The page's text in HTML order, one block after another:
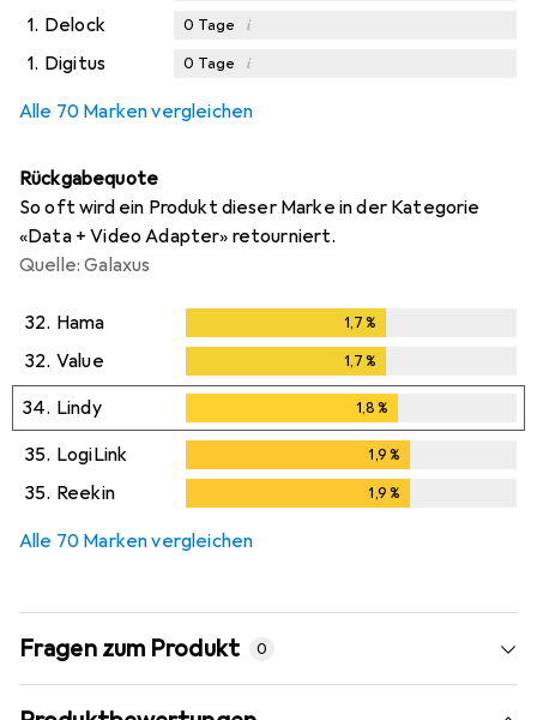
1. Delock 0 Tage i
1. Digitus 0 Tage i
Alle 70 Marken vergleichen
Rückgabequote
So oft wird ein Produkt dieser Marke in der Kategorie
«Data + Video Adapter» retourniert.
Quelle: Galaxus
32. Hama 1,7%
32. Value 1,7%
34. Lindy 1,8%
35. LogiLink 1,9%
35. Reekin 1,9%
Alle 70 Marken vergleichen
Fragen zum Produkt 0